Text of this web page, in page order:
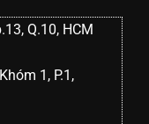
Q.10, HCM
1, P.1,